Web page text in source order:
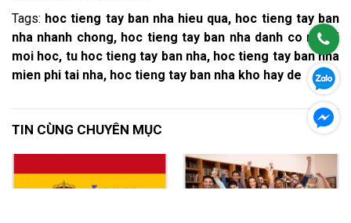
Tags: hoc tieng tay ban nha hieu qua, hoc tieng tay ban
nha nhanh chong, hoc tieng tay ban nha danh co nguoi
moi hoc, tu hoc tieng tay ban nha, hoc tieng tay ban nha
mien phi tai nha, hoc tieng tay ban nha kho hay de
TIN CÙNG CHUYÊN MỤC